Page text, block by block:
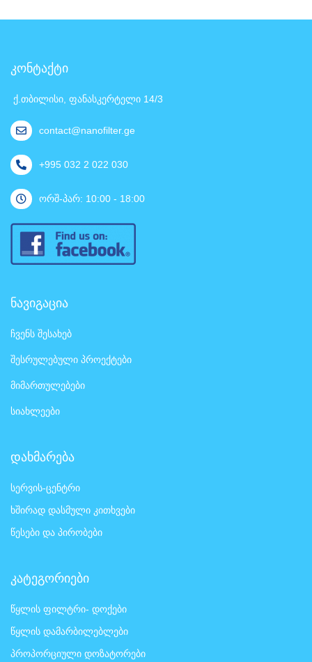
კონტაქტი
ქ.თბილისი, ფანასკერტელი 14/3
contact@nanofilter.ge
+995 032 2 022 030
ორშ-პარ: 10:00 - 18:00
ნავიგაცია
ჩვენს შესახებ
შესრულებული პროექტები
მიმართულებები
სიახლეები
დახმარება
სერვის-ცენტრი
ხშირად დასმული კითხვები
წესები და პირობები
კატეგორიები
წყლის ფილტრი- დოქები
წყლის დამარბილებლები
პროპორციული დოზატორები